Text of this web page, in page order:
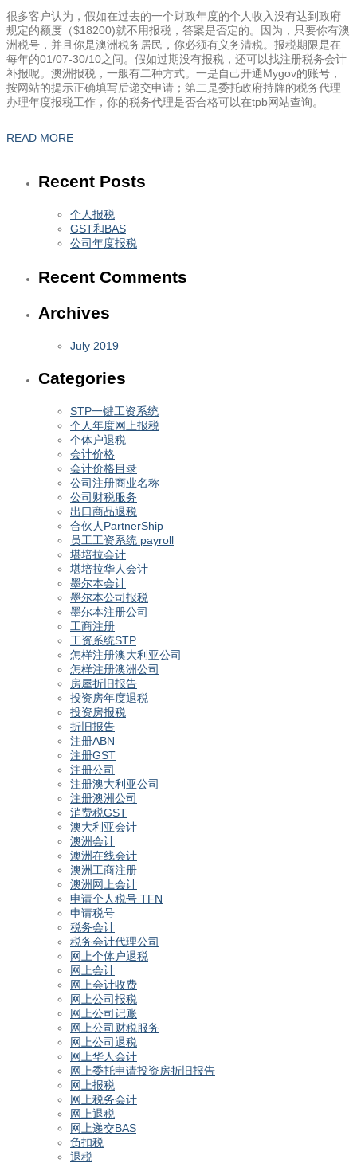
很多客户认为，假如在过去的一个财政年度的个人收入没有达到政府
规定的额度（$18200)就不用报税，答案是否定的。因为，只要你有澳
洲税号，并且你是澳洲税务居民，你必须有义务清税。报税期限是在
每年的01/07-30/10之间。假如过期没有报税，还可以找注册税务会计
补报呢。澳洲报税，一般有二种方式。一是自己开通Mygov的账号，
按网站的提示正确填写后递交申请；第二是委托政府持牌的税务代理
办理年度报税工作，你的税务代理是否合格可以在tpb网站查询。
READ MORE
Recent Posts
个人报税
GST和BAS
公司年度报税
Recent Comments
Archives
July 2019
Categories
STP一键工资系统
个人年度网上报税
个体户退税
会计价格
会计价格目录
公司注册商业名称
公司财税服务
出口商品退税
合伙人PartnerShip
员工工资系统 payroll
堪培拉会计
堪培拉华人会计
墨尔本会计
墨尔本公司报税
墨尔本注册公司
工商注册
工资系统STP
怎样注册澳大利亚公司
怎样注册澳洲公司
房屋折旧报告
投资房年度退税
投资房报税
折旧报告
注册ABN
注册GST
注册公司
注册澳大利亚公司
注册澳洲公司
消费税GST
澳大利亚会计
澳洲会计
澳洲在线会计
澳洲工商注册
澳洲网上会计
申请个人税号 TFN
申请税号
税务会计
税务会计代理公司
网上个体户退税
网上会计
网上会计收费
网上公司报税
网上公司记账
网上公司财税服务
网上公司退税
网上华人会计
网上委托申请投资房折旧报告
网上报税
网上税务会计
网上退税
网上递交BAS
负扣税
退税